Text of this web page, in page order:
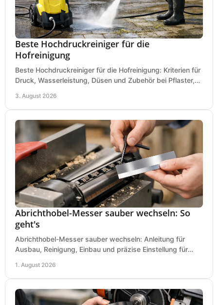
Beste Hochdruckreiniger für die
Hofreinigung
Beste Hochdruckreiniger für die Hofreinigung: Kriterien für
Druck, Wasserleistung, Düsen und Zubehör bei Pflaster,
3. August 2026
Abrichthobel-Messer sauber wechseln: So
geht's
Abrichthobel-Messer sauber wechseln: Anleitung für
Ausbau, Reinigung, Einbau und präzise Einstellung für
1. August 2026